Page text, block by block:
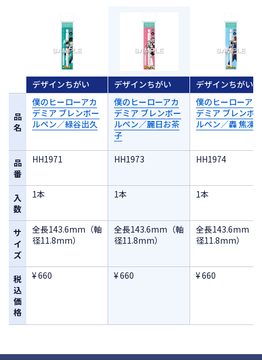
品
名
品
番
入
数
サ
イ
ズ
税
込
価
格
デザインちがい
僕のヒーローアカ
デミア ブレンボー
ルペン／緑谷出久
HH1971
1本
全長143.6mm（軸
径11.8mm）
¥ 660
デザインちがい
僕のヒーローアカ
デミア ブレンボー
ルペン／麗日お茶
子
HH1973
1本
全長143.6mm（軸
径11.8mm）
¥ 660
デザインちがい
僕のヒーローアカ
デミア ブレンボ
ルペン／轟 焦凍
HH1974
1本
全長143.6mm（
径11.8mm）
¥ 660